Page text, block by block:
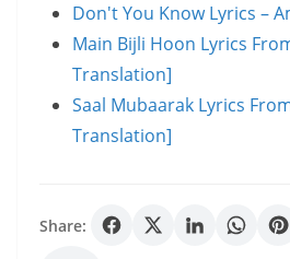
Don't You Know Lyrics –
Main Bijli Hoon Lyrics
Translation]
Saal Mubaarak Lyrics
Translation]
Share: